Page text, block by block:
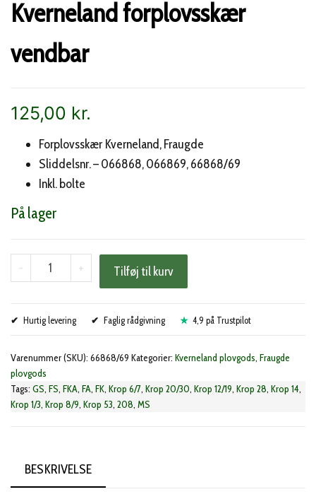
Kverneland forplovsskær
vendbar
125,00 kr.
Forplovsskær Kverneland, Fraugde
Sliddelsnr. – 066868, 066869, 66868/69
Inkl. bolte
På lager
-
Kverneland
forplovsskær
antal
+ Tilføj til kurv
Hurtig levering Faglig rådgivning 4,9 på Trustpilot
Varenummer (SKU): 66868/69 Kategorier: Kverneland plovgods, Fraugde
plovgods
Tags: GS, FS, FKA, FA, FK, Krop 6/7, Krop 20/30, Krop 12/19, Krop 28, Krop 14,
Krop 1/3, Krop 8/9, Krop 53, 208, MS
BESKRIVELSE